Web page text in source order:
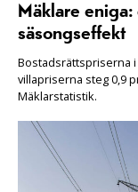
Mäklare
säsongseffekt
Bostadsrättspriserna
villapriserna steg 0,9
Mäklarstatistik.